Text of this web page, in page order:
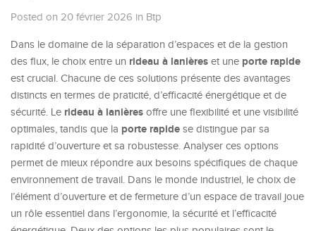
Posted on 20 février 2026 in Btp
Dans le domaine de la séparation d’espaces et de la gestion
des flux, le choix entre un rideau à lanières et une porte rapide
est crucial. Chacune de ces solutions présente des avantages
distincts en termes de praticité, d’efficacité énergétique et de
sécurité. Le rideau à lanières offre une flexibilité et une visibilité
optimales, tandis que la porte rapide se distingue par sa
rapidité d’ouverture et sa robustesse. Analyser ces options
permet de mieux répondre aux besoins spécifiques de chaque
environnement de travail. Dans le monde industriel, le choix de
l’élément d’ouverture et de fermeture d’un espace de travail joue
un rôle essentiel dans l’ergonomie, la sécurité et l’efficacité